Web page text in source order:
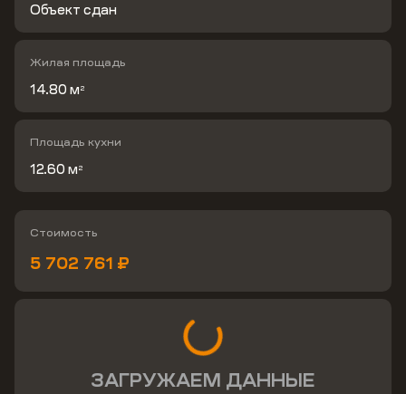
Объект сдан
Жилая площадь
14.80 м 2
Площадь кухни
12.60 м 2
Стоимость
5 702 761 ₽
ЗАГРУЖАЕМ ДАННЫЕ